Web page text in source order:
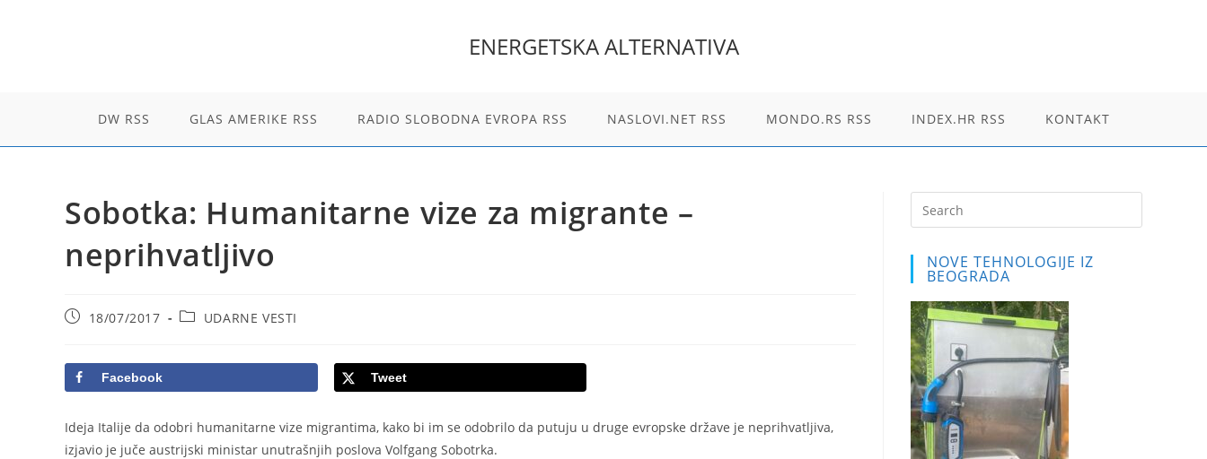
ENERGETSKA ALTERNATIVA
DW RSS GLAS AMERIKE RSS RADIO SLOBODNA EVROPA RSS NASLOVI.NET RSS MONDO.RS RSS INDEX.HR RSS KONTAKT
Sobotka: Humanitarne vize za migrante –
neprihvatljivo
Post18/07/2017
PostUDARNE VESTI
Facebook Tweet
Ideja Italije da odobri humanitarne vize migrantima, kako bi im se odobrilo da putuju u druge evropske države je neprihvatljiva,
izjavio je juče austrijski ministar unutrašnjih poslova Volfgang Sobotrka.
Escape
NOVE TEHNOLOGIJE IZ
BEOGRADA